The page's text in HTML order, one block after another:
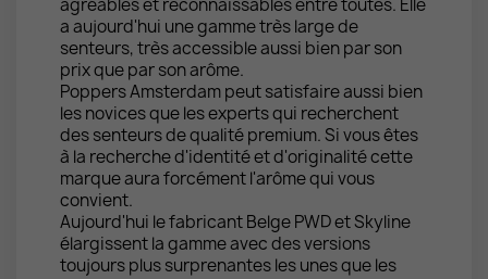
agréables et reconnaissables entre toutes. Elle
a aujourd'hui une gamme très large de
senteurs, très accessible aussi bien par son
prix que par son arôme.
Poppers Amsterdam peut satisfaire aussi bien
les novices que les experts qui recherchent
des senteurs de qualité premium. Si vous êtes
à la recherche d'identité et d'originalité cette
marque aura forcément l'arôme qui vous
convient.
Aujourd'hui le fabricant Belge PWD et Skyline
élargissent la gamme avec des versions
toujours plus surprenantes les unes que les